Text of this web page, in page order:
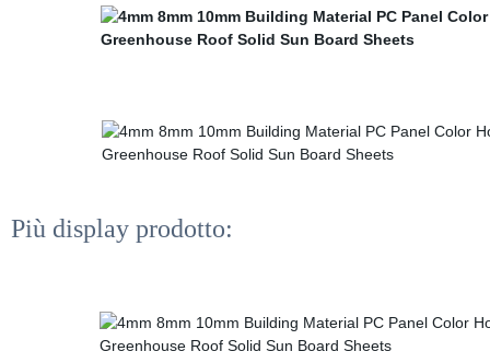
Più display prodotto: